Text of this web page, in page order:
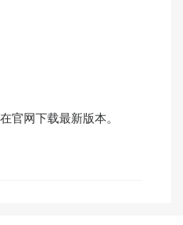
官网下载最新版本。